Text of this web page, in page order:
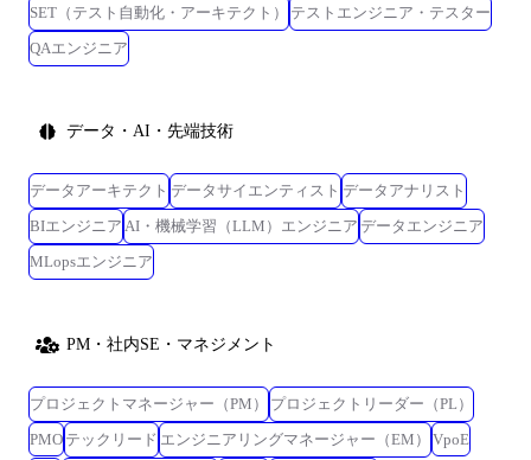
SET（テスト自動化・アーキテクト）
テストエンジニア・テスター
QAエンジニア
データ・AI・先端技術
データアーキテクト データサイエンティスト データアナリスト
BIエンジニア AI・機械学習（LLM）エンジニア データエンジニア
MLopsエンジニア
PM・社内SE・マネジメント
プロジェクトマネージャー（PM）
プロジェクトリーダー（PL）
PMO テックリード エンジニアリングマネージャー（EM）
VpoE